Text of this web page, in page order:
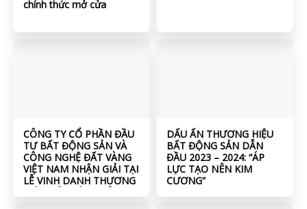
chính thức mở cửa
CÔNG TY CỔ PHẦN ĐẦU
TƯ BẤT ĐỘNG SẢN VÀ
CÔNG NGHỆ ĐẤT VÀNG
VIỆT NAM NHẬN GIẢI TẠI
LỄ VINH DANH THƯƠNG
DẤU ẤN THƯƠNG HIỆU
BẤT ĐỘNG SẢN DẪN
ĐẦU 2023 – 2024: “ÁP
LỰC TẠO NÊN KIM
CƯƠNG”